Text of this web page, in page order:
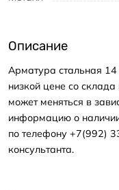
Описание
Арматура стальная
низкой цене со
может меняться в
информацию о
по телефону +7(992)
консультанта.